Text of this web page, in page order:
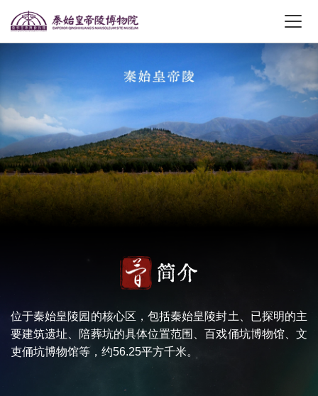
简介
位于秦始皇陵园的核心区，包括秦始皇陵封土、已探明的主
要建筑遗址、陪葬坑的具体位置范围、百戏俑坑博物馆、文
吏俑坑博物馆等，约56.25平方千米。